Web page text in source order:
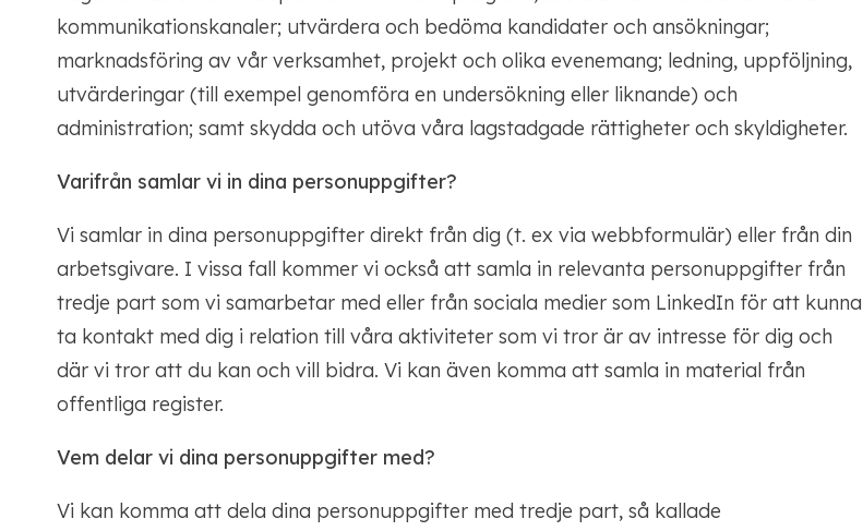
kommunikationskanaler; utvärdera och bedöma kandidater och ansökningar;
marknadsföring av vår verksamhet, projekt och olika evenemang; ledning, uppföljning,
utvärderingar (till exempel genomföra en undersökning eller liknande) och
administration; samt skydda och utöva våra lagstadgade rättigheter och skyldigheter.
Varifrån samlar vi in ​​dina personuppgifter?
Vi samlar in dina personuppgifter direkt från dig (t. ex via webbformulär) eller från din
arbetsgivare. I vissa fall kommer vi också att samla in relevanta personuppgifter från
tredje part som vi samarbetar med eller från sociala medier som LinkedIn för att kunna
ta kontakt med dig i relation till våra aktiviteter som vi tror är av intresse för dig och
där vi tror att du kan och vill bidra. Vi kan även komma att samla in material från
offentliga register.
Vem delar vi dina personuppgifter med?
Vi kan komma att dela dina personuppgifter med tredje part, så kallade